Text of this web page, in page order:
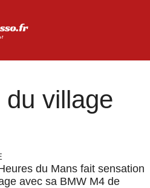
village
du Mans fait sensation
avec sa BMW M4 de